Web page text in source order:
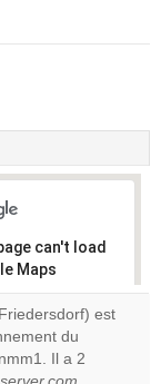
can't load
Maps
this
est
du
Il a 2